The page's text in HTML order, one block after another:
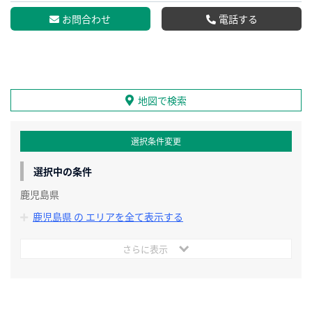
お問合わせ 電話する
地図で検索
選択条件変更
選択中の条件
鹿児島県
鹿児島県 の エリアを全て表示する
さらに表示